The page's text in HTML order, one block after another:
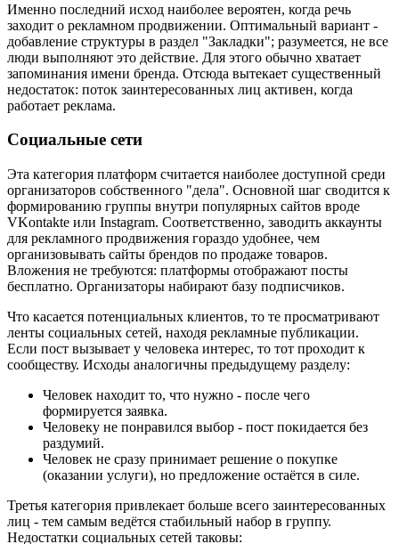
Именно последний исход наиболее вероятен, когда речь
заходит о рекламном продвижении. Оптимальный вариант -
добавление структуры в раздел "Закладки"; разумеется, не все
люди выполняют это действие. Для этого обычно хватает
запоминания имени бренда. Отсюда вытекает существенный
недостаток: поток заинтересованных лиц активен, когда
работает реклама.
Социальные сети
Эта категория платформ считается наиболее доступной среди
организаторов собственного "дела". Основной шаг сводится к
формированию группы внутри популярных сайтов вроде
VKontakte или Instagram. Соответственно, заводить аккаунты
для рекламного продвижения гораздо удобнее, чем
организовывать сайты брендов по продаже товаров.
Вложения не требуются: платформы отображают посты
бесплатно. Организаторы набирают базу подписчиков.
Что касается потенциальных клиентов, то те просматривают
ленты социальных сетей, находя рекламные публикации.
Если пост вызывает у человека интерес, то тот проходит к
сообществу. Исходы аналогичны предыдущему разделу:
Человек находит то, что нужно - после чего
формируется заявка.
Человеку не понравился выбор - пост покидается без
раздумий.
Человек не сразу принимает решение о покупке
(оказании услуги), но предложение остаётся в силе.
Третья категория привлекает больше всего заинтересованных
лиц - тем самым ведётся стабильный набор в группу.
Недостатки социальных сетей таковы: